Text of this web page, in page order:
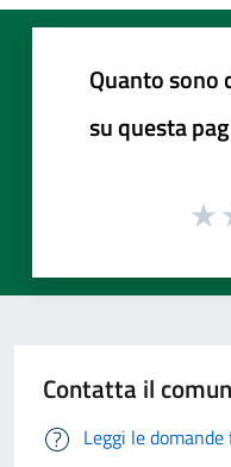
Quanto sono
su questa
Contatta il
Leggi le